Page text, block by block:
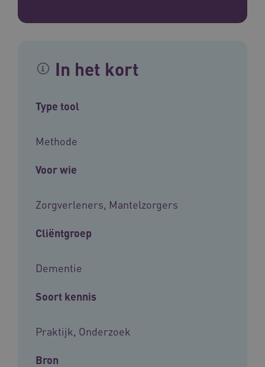
In het kort
Type tool
Methode
Voor wie
Zorgverleners, Mantelzorgers
Cliëntgroep
Dementie
Soort kennis
Praktijk, Onderzoek
Bron